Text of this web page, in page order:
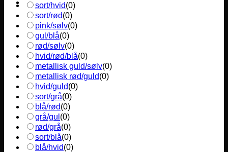
sort/hvid(0)
sort/rød(0)
pink/sølv(0)
gul/blå(0)
rød/sølv(0)
hvid/rød/blå(0)
metallisk guld/sølv(0)
metallisk rød/guld(0)
hvid/guld(0)
sort/grå(0)
blå/rød(0)
grå/gul (0)
rød/grå(0)
sort/blå(0)
blå/hvid(0)